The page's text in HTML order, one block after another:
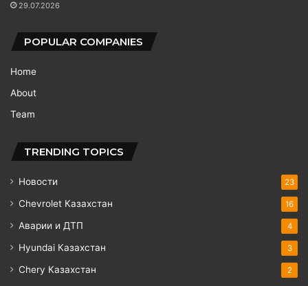
29.07.2026
POPULAR COMPANIES
Home
About
Team
TRENDING TOPICS
Новости 23
Chevrolet Казахстан 16
Аварии и ДТП 4
Hyundai Казахстан 3
Chery Казахстан 2